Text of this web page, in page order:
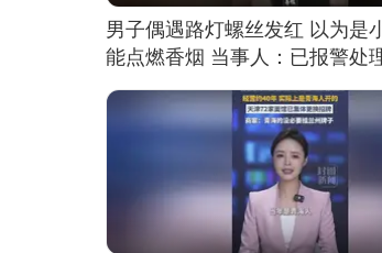
男子偶遇路灯螺丝发红 以为是
能点燃香烟 当事人：已报警处